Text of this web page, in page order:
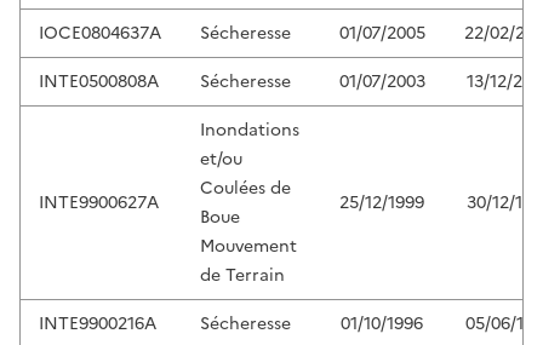
IOCE0804637A Sécheresse 01/07/2005
22/02/
INTE0500808A
Sécheresse 01/07/2003 13/12/
INTE9900627A
Inondations
et/ou
Coulées de
Boue
Mouvement
de Terrain
25/12/1999 30/12/
INTE9900216A Sécheresse 01/10/1996 05/06/